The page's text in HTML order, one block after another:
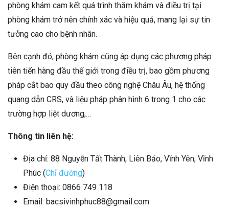
phòng khám cam kết quá trình thăm khám và điều trị tại
phòng khám trở nên chính xác và hiệu quả, mang lại sự tin
tưởng cao cho bệnh nhân.
Bên cạnh đó, phòng khám cũng áp dụng các phương pháp
tiên tiến hàng đầu thế giới trong điều trị, bao gồm phương
pháp cắt bao quy đầu theo công nghệ Châu Âu, hệ thống
quang dẫn CRS, và liệu pháp phân hình 6 trong 1 cho các
trường hợp liệt dương,…
Thông tin liên hệ:
Địa chỉ: 88 Nguyễn Tất Thành, Liên Bảo, Vĩnh Yên, Vĩnh
Phúc (Chỉ đường)
Điện thoại: 0866 749 118
Email: bacsivinhphuc88@gmail.com